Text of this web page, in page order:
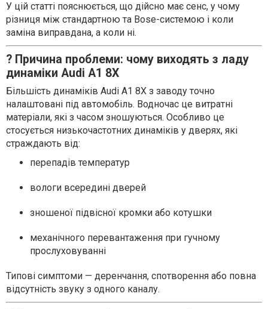
У цій статті пояснюється, що дійсно має сенс, у чому
різниця між стандартною та Bose-системою і коли
заміна виправдана, а коли ні.
? Причина проблеми: чому виходять з ладу
динаміки Audi A1 8X
Більшість динаміків Audi A1 8X з заводу точно
налаштовані під автомобіль. Водночас це витратні
матеріали, які з часом зношуються. Особливо це
стосується низькочастотних динаміків у дверях, які
страждають від:
перепадів температур
вологи всередині дверей
зношеної підвісної кромки або котушки
механічного перевантаження при гучному
прослуховуванні
Типові симптоми — деренчання, спотворення або повна
відсутність звуку з одного каналу.